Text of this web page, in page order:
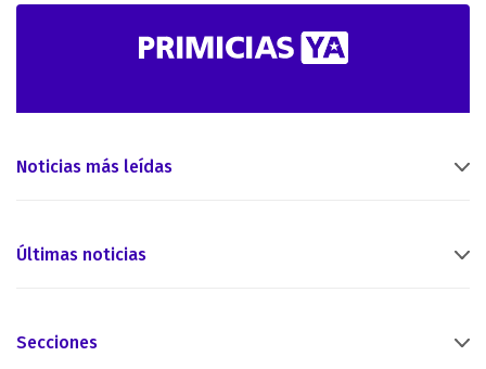
Noticias más leídas
Últimas noticias
Secciones